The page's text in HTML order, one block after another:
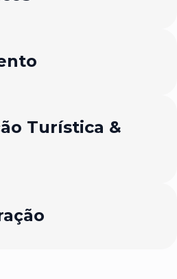
Turística &